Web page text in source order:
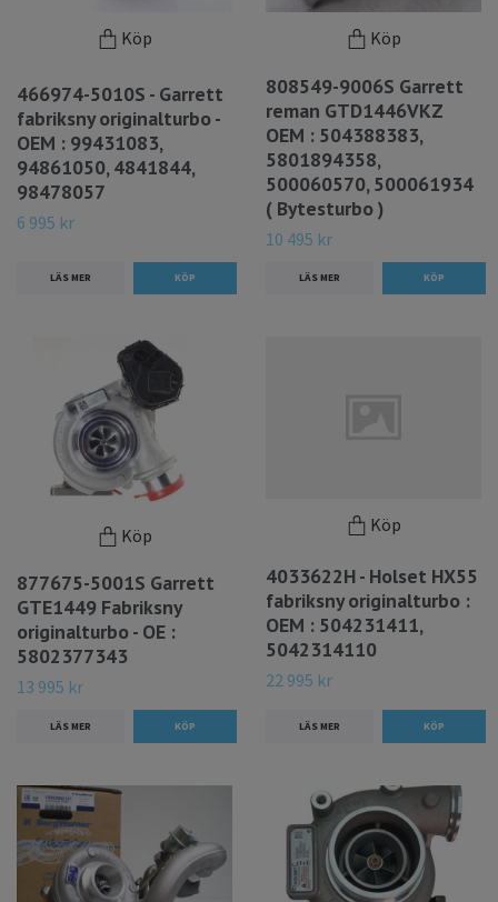
Köp
466974-5010S - Garrett
fabriksny originalturbo -
OEM : 99431083,
94861050, 4841844,
98478057
6 995 kr
LÄS MER
Köp
808549-9006S Garrett
reman GTD1446VKZ
OEM : 504388383,
5801894358,
500060570, 500061934
( Bytesturbo )
10 495 kr
LÄS MER
Köp
877675-5001S Garrett
GTE1449 Fabriksny
originalturbo - OE :
5802377343
13 995 kr
LÄS MER
Köp
4033622H - Holset HX55
fabriksny originalturbo :
OEM : 504231411,
5042314110
22 995 kr
LÄS MER